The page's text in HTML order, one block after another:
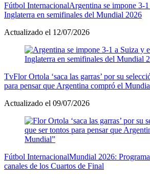
Fútbol InternacionalArgentina se impone 3-
Inglaterra en semifinales del Mundial 2026
Actualizado el 12/07/2026
TvFlor Ortola ‘saca las garras’ por su
para pensar que Argentina compró el
Actualizado el 09/07/2026
Fútbol InternacionalMundial 2026:
canales de los Cuartos de Final